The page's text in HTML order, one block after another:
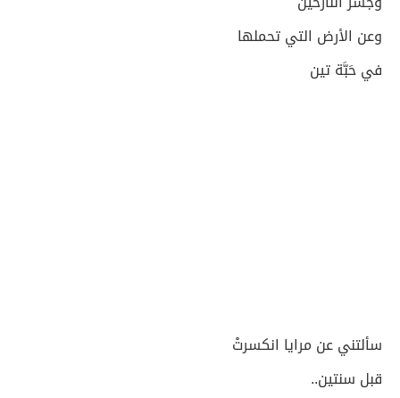
وعن الأرض التي تحملها
في حَبَّة تين
سألتني عن مرايا انكسرتْ
قبل سنتين..